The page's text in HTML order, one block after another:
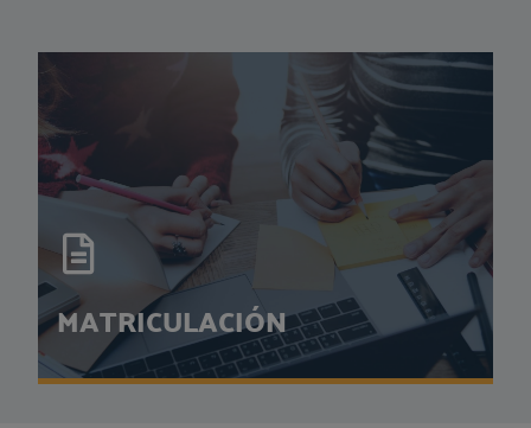
CEPER TRIANA
Conoce la historia del centro y todos nuestros servicios...
MÁS INFORMACIÓN
MATRICULACIÓN